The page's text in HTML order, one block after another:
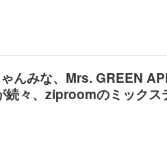
んみな、Mrs. GREEN
続々、ziproomのミック